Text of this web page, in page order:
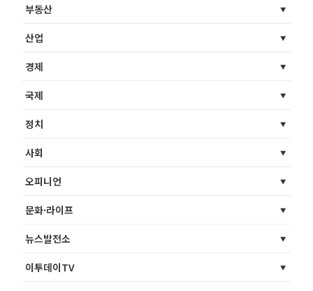
부동산
산업
경제
국제
정치
사회
오피니언
문화·라이프
뉴스발전소
이투데이TV